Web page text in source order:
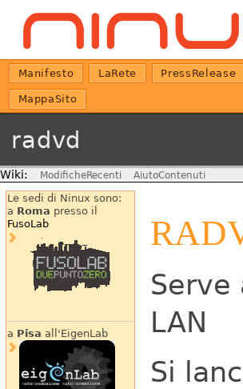
Manifesto LaRete PressRelease
MappaSito
radvd
Wiki: ModificheRecenti AiutoContenuti
Le sedi di Ninux sono:
a Roma presso il
FusoLab
a Pisa all'EigenLab
Serve
LAN
Si